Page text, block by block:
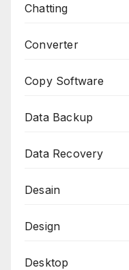
Chatting
Converter
Copy Software
Data Backup
Data Recovery
Desain
Design
Desktop